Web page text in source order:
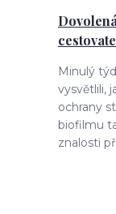
Minulý
vysvětlili,
ochrany
biofilmu
znalosti